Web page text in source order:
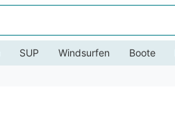
SUP Windsurfen Boote